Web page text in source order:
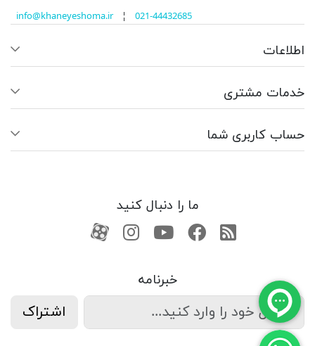
info@khaneyeshoma.ir¦ 021-44432685
اطلاعات
خدمات مشتری
حساب کاربری شما
ما را دنبال کنید
RSSفیسبوکیوتیوبکانال آپارات
کانال آپارات
خبرنامه
اشتراک